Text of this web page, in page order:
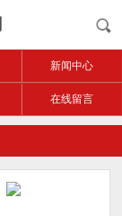
新闻中心
在线留言